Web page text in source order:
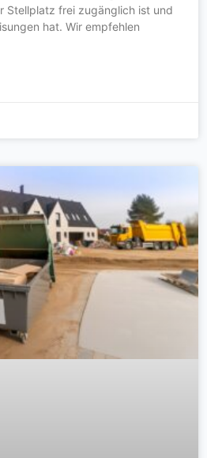
Stellplatz frei zugänglich ist und
hat. Wir empfehlen